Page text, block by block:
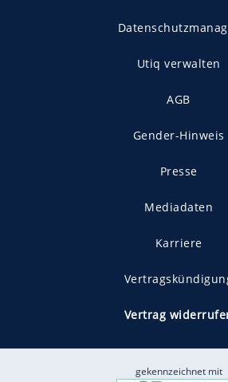
Utiq verwalten
AGB
Gender-Hinweis
Presse
Mediadaten
Karriere
Vertrag
gekennzeichnet mit